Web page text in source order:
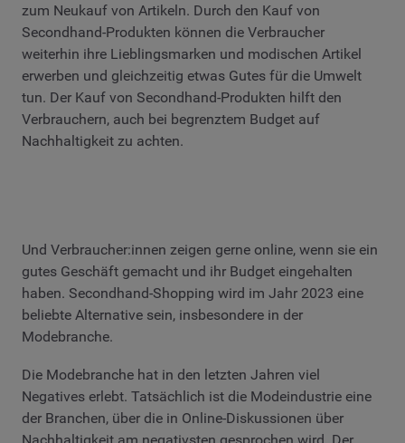
zum Neukauf von Artikeln. Durch den Kauf von
Secondhand-Produkten können die Verbraucher
weiterhin ihre Lieblingsmarken und modischen Artikel
erwerben und gleichzeitig etwas Gutes für die Umwelt
tun. Der Kauf von Secondhand-Produkten hilft den
Verbrauchern, auch bei begrenztem Budget auf
Nachhaltigkeit zu achten.
Und Verbraucher:innen zeigen gerne online, wenn sie ein
gutes Geschäft gemacht und ihr Budget eingehalten
haben. Secondhand-Shopping wird im Jahr 2023 eine
beliebte Alternative sein, insbesondere in der
Modebranche.
Die Modebranche hat in den letzten Jahren viel
Negatives erlebt. Tatsächlich ist die Modeindustrie eine
der Branchen, über die in Online-Diskussionen über